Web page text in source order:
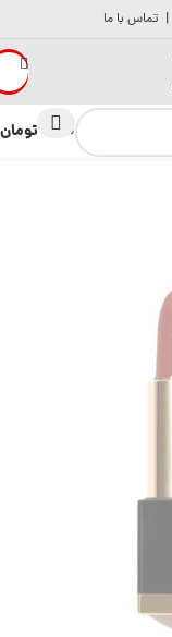
| تماس با ما
0 تومان